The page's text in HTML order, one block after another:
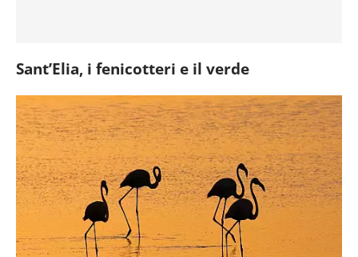
Sant’Elia, i fenicotteri e il verde